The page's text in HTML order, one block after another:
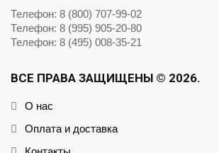
Телефон: 8 (800) 707-99-02
Телефон: 8 (995) 905-20-80
Телефон: 8 (495) 008-35-21
ВСЕ ПРАВА ЗАЩИЩЕНЫ © 2026.
О нас
Оплата и доставка